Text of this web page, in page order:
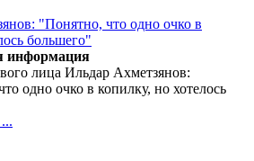
информация
лица Ильдар Ахметзянов:
одно очко в копилку, но хотелось